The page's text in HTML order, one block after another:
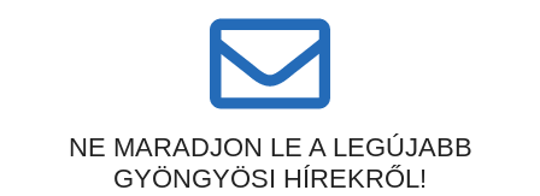
NE MARADJON LE A LEGÚJABB
GYÖNGYÖSI HÍREKRŐL!